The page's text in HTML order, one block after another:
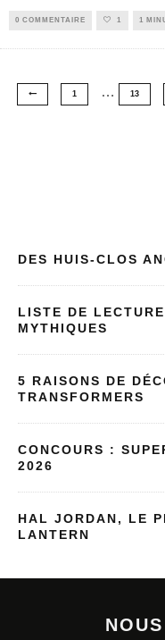
0 COMMENTAIRE 1 1
1 … 13
DES HUIS-CLOS
LISTE DE
MYTHIQUES
5 RAISONS DE
TRANSFORMERS
CONCOURS :
2026
HAL JORDAN, LE
LANTERN